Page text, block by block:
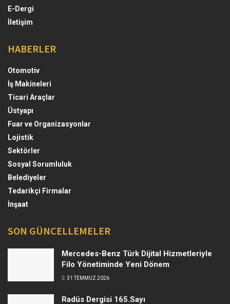
E-Dergi
İletişim
HABERLER
Otomotiv
İş Makineleri
Ticari Araçlar
Üstyapı
Fuar ve Organizasyonlar
Lojistik
Sektörler
Sosyal Sorumluluk
Belediyeler
Tedarikçi Firmalar
İnşaat
SON GÜNCELLEMELER
Mercedes-Benz Türk Dijital Hizmetleriyle
Filo Yönetiminde Yeni Dönem
31 TEMMUZ 2026
Radüs Dergisi 165.Sayı